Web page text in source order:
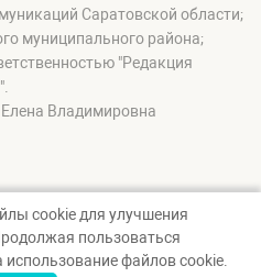
Саратовской области;
муниципального района;
"Редакция
Владимировна
cookie для улучшения
пользоваться
использование файлов cookie.